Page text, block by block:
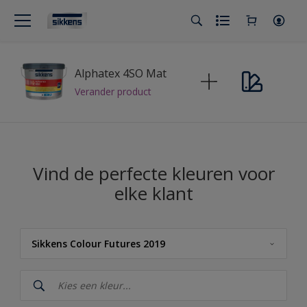
Alphatex 4SO Mat
Verander product
Vind de perfecte kleuren voor
elke klant
Sikkens Colour Futures 2019
Sikkens